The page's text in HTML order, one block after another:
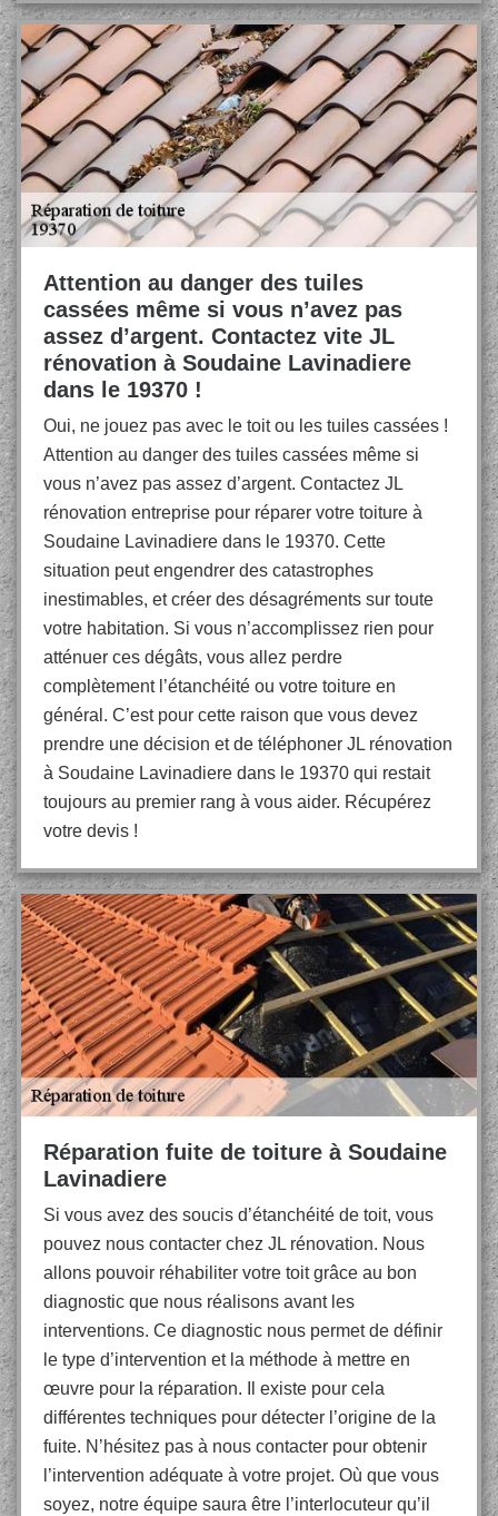
Attention au danger des tuiles
cassées même si vous n’avez pas
assez d’argent. Contactez vite JL
rénovation à Soudaine Lavinadiere
dans le 19370 !
Oui, ne jouez pas avec le toit ou les tuiles cassées !
Attention au danger des tuiles cassées même si
vous n’avez pas assez d’argent. Contactez JL
rénovation entreprise pour réparer votre toiture à
Soudaine Lavinadiere dans le 19370. Cette
situation peut engendrer des catastrophes
inestimables, et créer des désagréments sur toute
votre habitation. Si vous n’accomplissez rien pour
atténuer ces dégâts, vous allez perdre
complètement l’étanchéité ou votre toiture en
général. C’est pour cette raison que vous devez
prendre une décision et de téléphoner JL rénovation
à Soudaine Lavinadiere dans le 19370 qui restait
toujours au premier rang à vous aider. Récupérez
votre devis !
Réparation fuite de toiture à Soudaine
Lavinadiere
Si vous avez des soucis d’étanchéité de toit, vous
pouvez nous contacter chez JL rénovation. Nous
allons pouvoir réhabiliter votre toit grâce au bon
diagnostic que nous réalisons avant les
interventions. Ce diagnostic nous permet de définir
le type d’intervention et la méthode à mettre en
œuvre pour la réparation. Il existe pour cela
différentes techniques pour détecter l’origine de la
fuite. N’hésitez pas à nous contacter pour obtenir
l’intervention adéquate à votre projet. Où que vous
soyez, notre équipe saura être l’interlocuteur qu’il